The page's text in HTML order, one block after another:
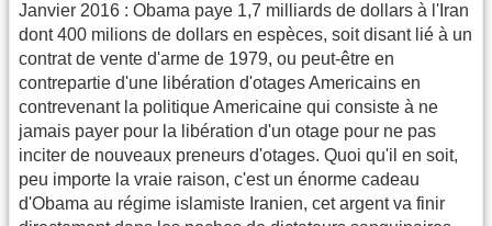
Janvier 2016 : Obama paye 1,7 milliards de dollars à l'Iran
dont 400 milions de dollars en espèces, soit disant lié à un
contrat de vente d'arme de 1979, ou peut-être en
contrepartie d'une libération d'otages Americains en
contrevenant la politique Americaine qui consiste à ne
jamais payer pour la libération d'un otage pour ne pas
inciter de nouveaux preneurs d'otages. Quoi qu'il en soit,
peu importe la vraie raison, c'est un énorme cadeau
d'Obama au régime islamiste Iranien, cet argent va finir